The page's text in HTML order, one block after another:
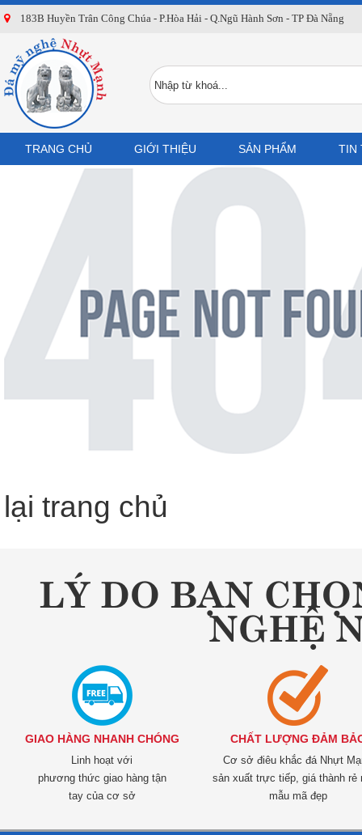
183B Huyền Trân Công Chúa - P.Hòa Hải - Q.Ngũ Hành Sơn - TP Đà Nẵng
TRANG CHỦ GIỚI THIỆU SẢN PHẨM TIN
lại trang chủ
LÝ DO BẠN
NGHỆ
GIAO HÀNG NHANH CHÓNG
Linh hoạt với
phương thức giao hàng tận
tay của cơ sở
CHẤT LƯỢNG ĐẢM
Cơ sở điêu khắc đá Nhựt
sản xuất trực tiếp, giá thành rẻ
mẫu mã đẹp